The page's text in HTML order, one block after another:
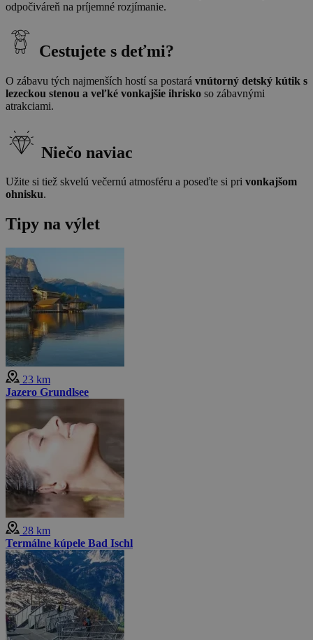
odpočiváreň na príjemné rozjímanie.
Cestujete s deťmi?
O zábavu tých najmenších hostí sa postará vnútorný detský kútik s
lezeckou stenou a veľké vonkajšie ihrisko so zábavnými
atrakciami.
Niečo naviac
Užite si tiež skvelú večernú atmosféru a poseďte si pri vonkajšom
ohnisku.
Tipy na výlet
23 km
Jazero Grundlsee
28 km
Termálne kúpele Bad Ischl